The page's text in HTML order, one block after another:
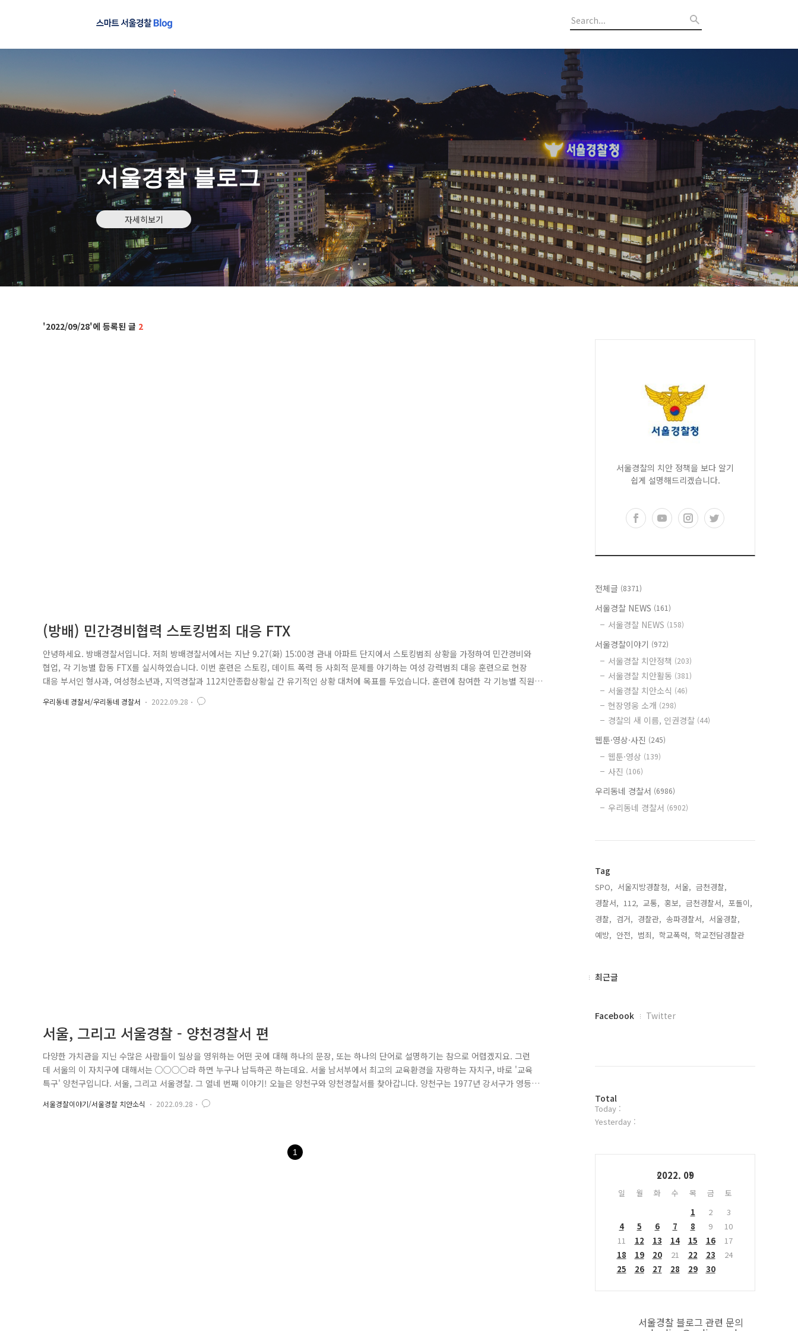
서울경찰 블로그
자세히보기
2022/09/28 2
(방배) 민간경비협력 스토킹범죄 대응 FTX
안녕하세요. 방배경찰서입니다. 저희 방배경찰서에서는 지난 9.27(화) 15:00경 관내 아파트 단지에서 스토킹범죄 상황을 가정하여 민간경비와
협업, 각 기능별 합동 FTX를 실시하였습니다. 이번 훈련은 스토킹, 데이트 폭력 등 사회적 문제를 야기하는 여성 강력범죄 대응 훈련으로 현장
대응 부서인 형사과, 여성청소년과, 지역경찰과 112치안종합상황실 간 유기적인 상황 대처에 목표를 두었습니다. 훈련에 참여한 각 기능별 직원
들은 사전 연습을 통해 다시 한번 실제상황과 같은 훈련이라 새기고 먼저 민간경비원이 경비초소에서 근무중 폭행을 당하는 피해자를 발견하여
112에 신고하는 상황을 시작으로 훈련이 시작되었습니다. 경비원과 대치중인 가해자는 지역경찰 순찰차가 도착하자 유동인구가 많은 반포한강
우리동네 경찰서/우리동네 경찰서 2022.09.28
서울, 그리고 서울경찰 - 양천경찰서 편
다양한 가치관을 지닌 수많은 사람들이 일상을 영위하는 어떤 곳에 대해 하나의 문장, 또는 하나의 단어로 설명하기는 참으로 어렵겠지요. 그런
데 서울의 이 자치구에 대해서는 ○○○○라 하면 누구나 납득하곤 하는데요. 서울 남서부에서 최고의 교육환경을 자랑하는 자치구, 바로 '교육
특구' 양천구입니다. 서울, 그리고 서울경찰. 그 열네 번째 이야기! 오늘은 양천구와 양천경찰서를 찾아갑니다. 양천구는 1977년 강서구가 영등
포구에서 분구된 후, 대단위 주거단지가 형성되며 1988년 강서구에서 3개 동(목동, 신정동, 신월동)을 나누며 분구했습니다. 양천경찰서는 양천
구의 분구보다 앞선 1987년 6월 1일 신정경찰서로 현 위치에 개서, 1991년 7월 31일 현재의 이름인 양천경찰서로 개칭했습니다. 현재 양천경찰
서울경찰이야기/서울경찰 치안소식 2022.09.28
1
서울경찰의 치안 정책을 보다 알기
쉽게 설명해드리겠습니다.
전체글 (8371)
서울경찰 NEWS (161)
서울경찰 NEWS (158)
서울경찰이야기 (972)
서울경찰 치안정책 (203)
서울경찰 치안활동 (381)
서울경찰 치안소식 (46)
현장영웅 소개 (298)
경찰의 새 이름, 인권경찰 (44)
웹툰·영상·사진 (245)
웹툰·영상 (139)
사진 (106)
우리동네 경찰서 (6986)
우리동네 경찰서 (6902)
Tag
SPO, 서울지방경찰청, 서울, 금천경찰,
경찰서, 112, 교통, 홍보, 금천경찰서, 포돌이,
경찰, 검거, 경찰관, 송파경찰서, 서울경찰,
예방, 안전, 범죄, 학교폭력, 학교전담경찰관,
최
최근글
페
플
러
그
Facebook Twitter
방
문
자
Total
Today :
Yesterday :
2022. 09
일 월 화 수 목 금
토
1
2
3
4
5 6 7 8 9
10
11
12 13 14 15 16
17
18
19 20 21 22 23
24
25
26 27 28 29 30
서울경찰 블로그 관련 문의